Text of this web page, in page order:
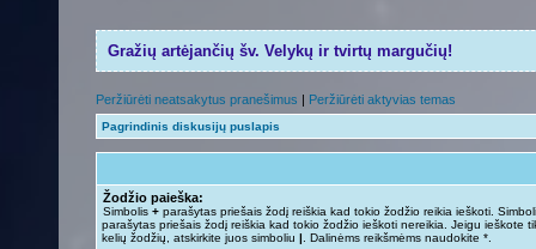
Gražių artėjančių šv. Velykų ir tvirtų margučių!
Peržiūrėti neatsakytus pranešimus | Peržiūrėti aktyvias temas
Pagrindinis diskusijų puslapis
Žodžio paieška:
Simbolis + parašytas priešais žodį reiškia kad tokio žodžio reikia ieškoti.
parašytas priešais žodį reiškia kad tokio žodžio ieškoti nereikia. Jeigu ieškote
kelių žodžių, atskirkite juos simboliu | . Dalinėms reikšmėms naudokite *.